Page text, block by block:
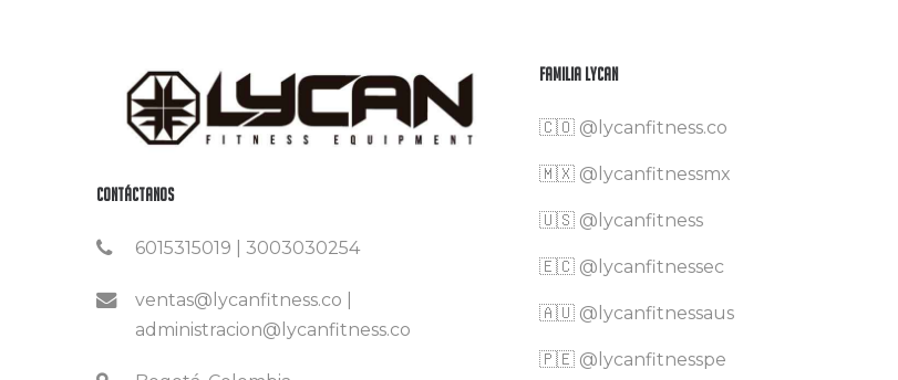
Contáctanos
6015315019 | 3003030254
ventas@lycanfitness.co |
administracion@lycanfitness.co
Familia Lycan
🇨🇴 @lycanfitness.co
🇲🇽 @lycanfitnessmx
🇺🇸 @lycanfitness
🇪🇨 @lycanfitnessec
🇦🇺 @lycanfitnessaus
🇵🇪 @lycanfitnesspe